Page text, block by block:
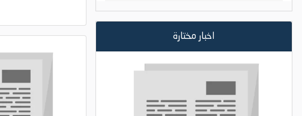
اخبار مختارة